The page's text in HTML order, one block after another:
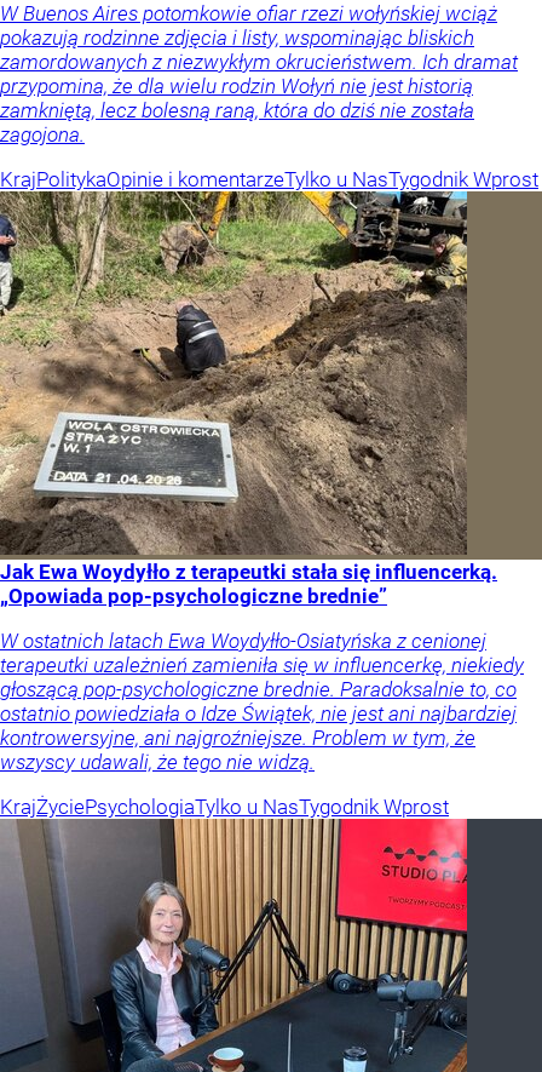
W Buenos Aires potomkowie ofiar rzezi wołyńskiej wciąż
pokazują rodzinne zdjęcia i listy, wspominając bliskich
zamordowanych z niezwykłym okrucieństwem. Ich dramat
przypomina, że dla wielu rodzin Wołyń nie jest historią
zamkniętą, lecz bolesną raną, która do dziś nie została
zagojona.
KrajPolitykaOpinie i komentarzeTylko u NasTygodnik Wprost
Jak Ewa Woydyłło z terapeutki stała się influencerką.
„Opowiada pop-psychologiczne brednie”
W ostatnich latach Ewa Woydyłło-Osiatyńska z cenionej
terapeutki uzależnień zamieniła się w influencerkę, niekiedy
głoszącą pop-psychologiczne brednie. Paradoksalnie to, co
ostatnio powiedziała o Idze Świątek, nie jest ani najbardziej
kontrowersyjne, ani najgroźniejsze. Problem w tym, że
wszyscy udawali, że tego nie widzą.
KrajŻyciePsychologiaTylko u NasTygodnik Wprost